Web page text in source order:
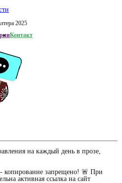
2025
Контакт
на каждый день в прозе,
копирование запрещено! 🚨 При
активная ссылка на сайт